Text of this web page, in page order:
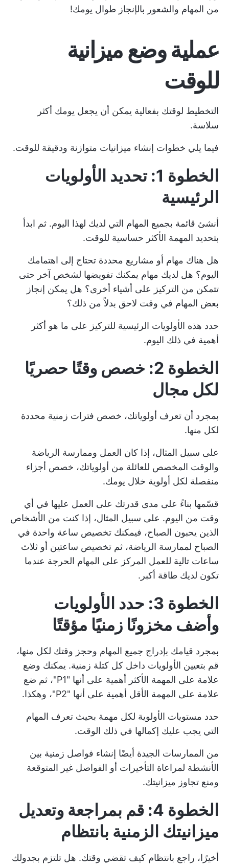
من المهام والشعور بالإنجاز طوال يومك!
عملية وضع ميزانية
للوقت
التخطيط لوقتك بفعالية يمكن أن يجعل يومك أكثر
سلاسة.
فيما يلي خطوات إنشاء ميزانيات متوازنة ودقيقة للوقت.
الخطوة 1: تحديد الأولويات
الرئيسية
أنشئ قائمة بجميع المهام التي لديك لهذا اليوم. ثم ابدأ
بتحديد المهمة الأكثر حساسية للوقت.
هل هناك مهام أو مشاريع محددة تحتاج إلى اهتمامك
اليوم؟ هل لديك مهام يمكنك تفويضها لشخص آخر حتى
تتمكن من التركيز على أشياء أخرى؟ هل يمكن إنجاز
بعض المهام في وقت لاحق بدلاً من ذلك؟
حدد هذه الأولويات الرئيسية للتركيز على ما هو أكثر
أهمية في ذلك اليوم.
الخطوة 2: خصص وقتًا حصريًا
لكل مجال
بمجرد أن تعرف أولوياتك، خصص فترات زمنية محددة
لكل منها.
على سبيل المثال، إذا كان العمل وممارسة الرياضة
والوقت المخصص للعائلة من أولوياتك، خصص أجزاء
منفصلة لكل أولوية خلال يومك.
قسّمها بناءً على مدى قدرتك على العمل عليها في أي
وقت من اليوم. على سبيل المثال، إذا كنت من الأشخاص
الذين يحبون الصباح، فيمكنك تخصيص ساعة واحدة في
الصباح لممارسة الرياضة، ثم تخصيص ساعتين أو ثلاث
ساعات تالية للعمل المركز على المهام الحرجة عندما
تكون لديك طاقة أكبر.
الخطوة 3: حدد الأولويات
وأضف مخزونًا زمنيًا مؤقتًا
بمجرد قيامك بإدراج جميع المهام وحجز وقتك لكل منها،
قم بتعيين الأولويات داخل كل كتلة زمنية. يمكنك وضع
علامة على المهمة الأكثر أهمية على أنها "P1"، ثم ضع
علامة على المهمة الأقل أهمية على أنها "P2"، وهكذا.
حدد مستويات الأولوية لكل مهمة بحيث تعرف المهام
التي يجب عليك إكمالها في ذلك الوقت.
من الممارسات الجيدة أيضًا إنشاء فواصل زمنية بين
الأنشطة لمراعاة التأخيرات أو الفواصل غير المتوقعة
ومنع تجاوز ميزانيتك.
الخطوة 4: قم بمراجعة وتعديل
ميزانيتك الزمنية بانتظام
أخيرًا، راجع بانتظام كيف تقضي وقتك. هل تلتزم بجدولك